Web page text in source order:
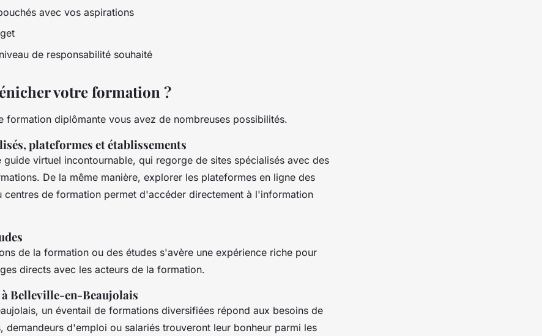
avec vos aspirations
de responsabilité souhaité
votre formation ?
formation diplômante vous avez de nombreuses possibilités.
plateformes et établissements
guide virtuel incontournable, qui regorge de sites spécialisés avec des
De la même manière, explorer les plateformes en ligne des
centres de formation permet d'accéder directement à l'information
de la formation ou des études s'avère une expérience riche pour
directs avec les acteurs de la formation.
Belleville-en-Beaujolais
un éventail de formations diversifiées répond aux besoins de
demandeurs d'emploi ou salariés trouveront leur bonheur parmi les